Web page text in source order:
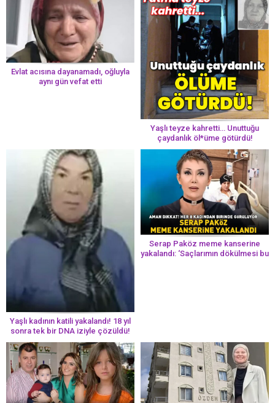
Evlat acısına dayanamadı, oğluyla
aynı gün vefat etti
Yaşlı teyze kahretti… Unuttuğu
çaydanlık öl*üme götürdü!
Yaşlı kadının katili yakalandı! 18 yıl
sonra tek bir DNA iziyle çözüldü!
Serap Paköz meme kanserine
yakalandı: ‘Saçlarımın dökülmesi bu